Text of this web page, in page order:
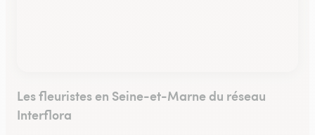
Les fleuristes en Seine-et-Marne du réseau
Interflora